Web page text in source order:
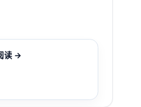
读 →